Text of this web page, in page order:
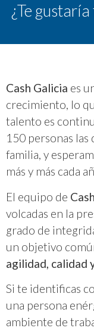
¿Te
Cash Galicia es
crecimiento, lo
talento es
150 personas
familia, y
más y más cada
El equipo de
volcadas en la
grado de
un objetivo
agilidad, calidad
Si te identificas
una persona
ambiente de